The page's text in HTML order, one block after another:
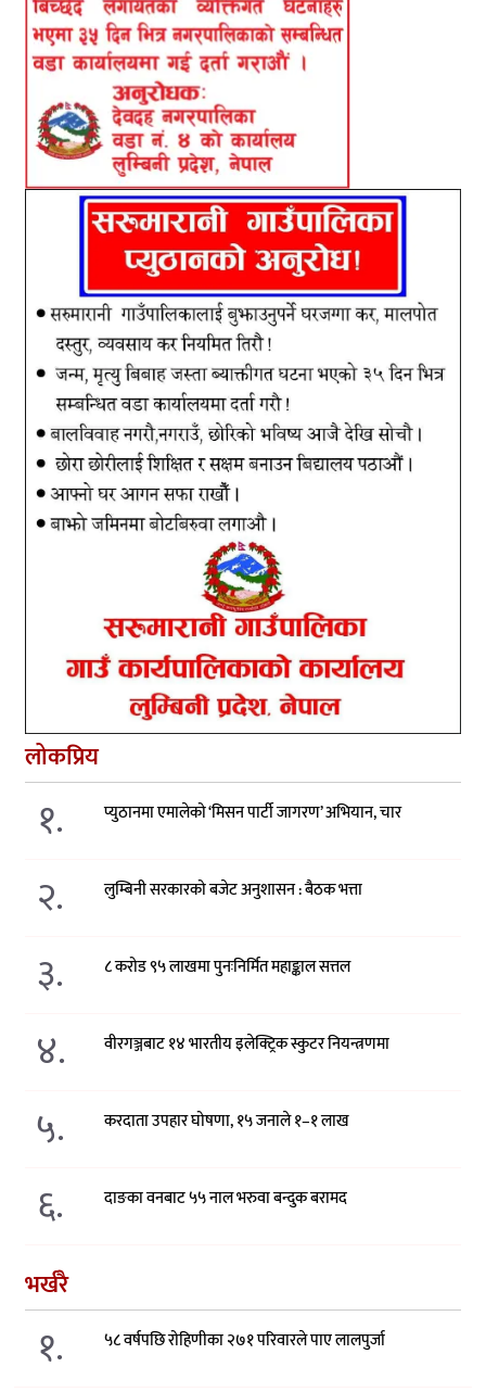
लोकप्रिय
१. प्युठानमा एमालेको ‘मिसन पार्टी जागरण’ अभियान, चार
२. लुम्बिनी सरकारको बजेट अनुशासन : बैठक भत्ता
३. ८ करोड ९५ लाखमा पुनःनिर्मित महाङ्काल सत्तल
४. वीरगञ्जबाट १४ भारतीय इलेक्ट्रिक स्कुटर नियन्त्रणमा
५. करदाता उपहार घोषणा, १५ जनाले १–१ लाख
६. दाङका वनबाट ५५ नाल भरुवा बन्दुक बरामद
भर्खरै
१. ५८ वर्षपछि रोहिणीका २७१ परिवारले पाए लालपुर्जा